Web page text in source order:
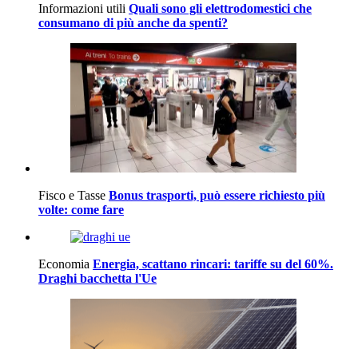
Informazioni utili Quali sono gli elettrodomestici che
consumano di più anche da spenti?
Fisco e Tasse Bonus trasporti, può essere richiesto più
volte: come fare
Economia Energia, scattano rincari: tariffe su del 60%.
Draghi bacchetta l'Ue